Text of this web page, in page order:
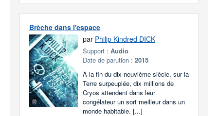
Brèche dans l'espace
par Philip Kindred DICK
Support : Audio
Date de parution : 2015
À la fin du dix-neuvième siècle, sur la
Terre surpeuplée, dix millions de
Cryos attendent dans leur
congélateur un sort meilleur dans un
monde habitable. [...]